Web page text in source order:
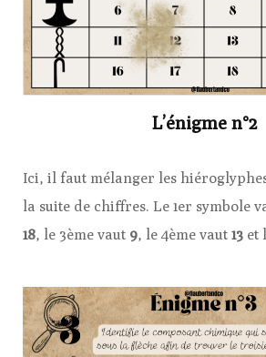
L’énigme n°2
Ici, il faut mélanger les
la suite de chiffres. Le 1er symbole
18, le 3ème vaut 9, le 4ème vaut 13 et